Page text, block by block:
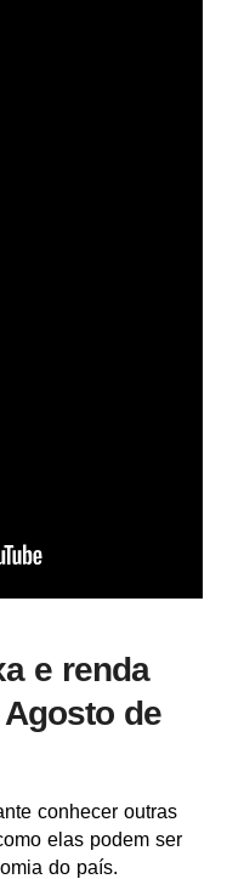
e renda
de
conhecer outras
elas podem ser
do país.